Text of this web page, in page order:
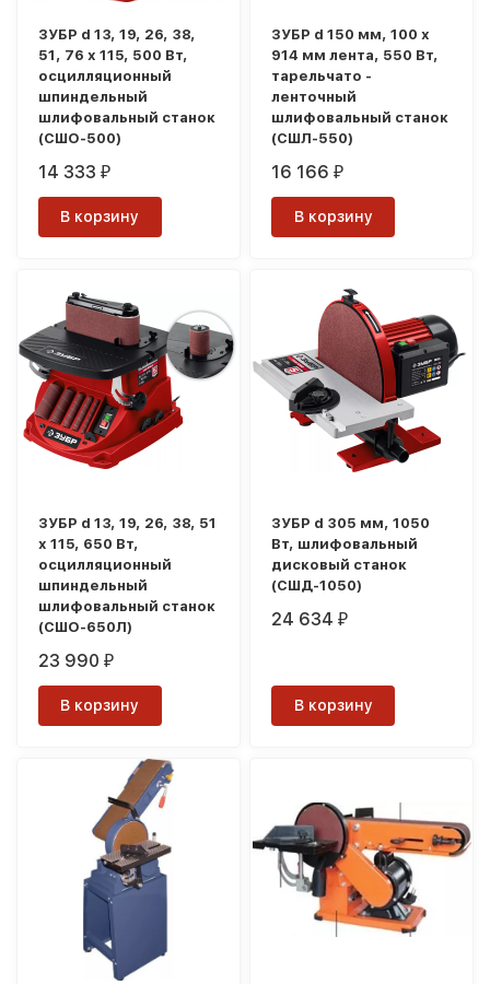
ЗУБР d 13, 19, 26, 38,
51, 76 x 115, 500 Вт,
осцилляционный
шпиндельный
шлифовальный станок
(СШО-500)
14 333₽
В корзину
ЗУБР d 150 мм, 100 х
914 мм лента, 550 Вт,
тарельчато -
ленточный
шлифовальный станок
(СШЛ-550)
16 166₽
В корзину
ЗУБР d 13, 19, 26, 38, 51
x 115, 650 Вт,
осцилляционный
шпиндельный
шлифовальный станок
(СШО-650Л)
23 990₽
В корзину
ЗУБР d 305 мм, 1050
Вт, шлифовальный
дисковый станок
(СШД-1050)
24 634₽
В корзину